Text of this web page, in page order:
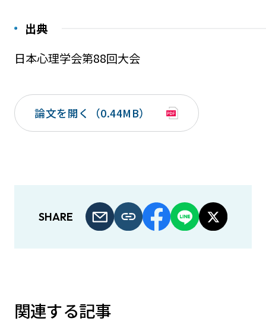
出典
日本心理学会第88回大会
論文を開く（0.44MB）
SHARE
関連する記事